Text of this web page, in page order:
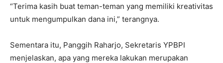
“Terima kasih buat teman-teman yang memiliki kreativitas
untuk mengumpulkan dana ini,” terangnya.
Sementara itu, Panggih Raharjo, Sekretaris YPBPI
menjelaskan, apa yang mereka lakukan merupakan